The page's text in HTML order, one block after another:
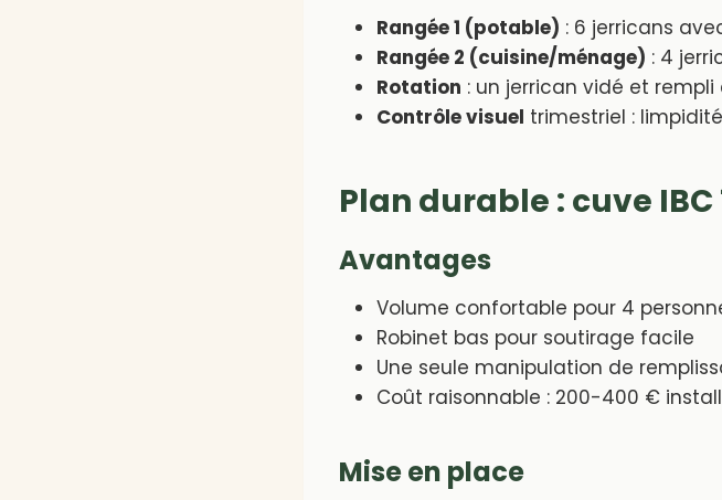
Rangée 1 (potable) : 6 jerricans
Rangée 2 (cuisine/ménage) : 4
Rotation : un jerrican vidé et
Contrôle visuel trimestriel :
Plan durable : cuve IBC
Avantages
Volume confortable pour 4
Robinet bas pour soutirage facile
Une seule manipulation de
Coût raisonnable : 200-400 €
Mise en place